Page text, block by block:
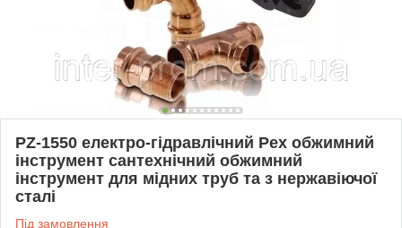
PZ-1550 електро-гідравлічний Pex обжимний
інструмент сантехнічний обжимний
інструмент для мідних труб та з нержавіючої
сталі
Під замовлення